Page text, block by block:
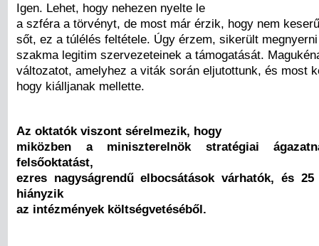
Igen. Lehet, hogy nehezen nyelte le
a szféra a törvényt, de most már érzik, hogy nem
sőt, ez a túlélés feltétele. Úgy érzem, sikerült
szakma legitim szervezeteinek a támogatását.
változatot, amelyhez a viták során eljutottunk, és most
hogy kiálljanak mellette.
Az oktatók viszont sérelmezik, hogy
miközben a miniszterelnök stratégiai
felsőoktatást,
ezres nagyságrendű elbocsátások várhatók, és
hiányzik
az intézmények költségvetéséből.